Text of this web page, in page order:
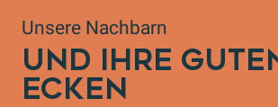
Unsere Nachbarn
UND IHRE
ECKEN